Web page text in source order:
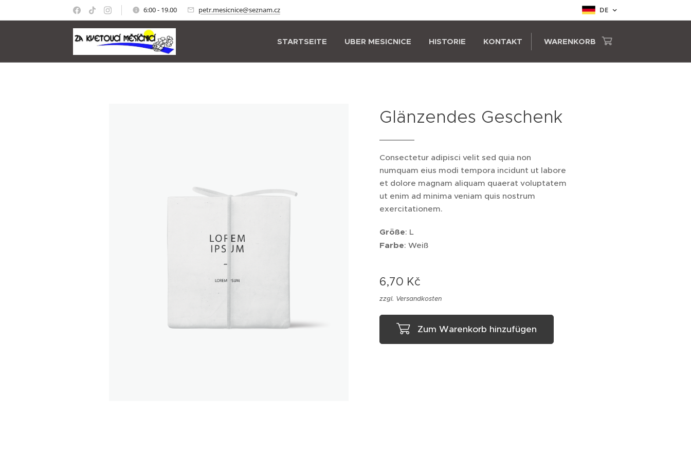
6:00 - 19.00 petr.mesicnice@seznam.cz DE
STARTSEITE UBER MESICNICE HISTORIE KONTAKT WARENKORB
Glänzendes Geschenk
Consectetur adipisci velit sed quia non
numquam eius modi tempora incidunt ut labore
et dolore magnam aliquam quaerat voluptatem
ut enim ad minima veniam quis nostrum
exercitationem.
Größe: L
Farbe: Weiß
6,70 Kč
zzgl. Versandkosten
Zum Warenkorb hinzufügen